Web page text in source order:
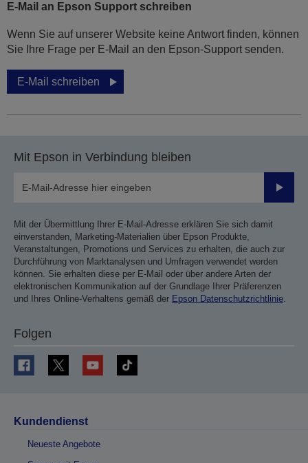
E-Mail an Epson Support schreiben
Wenn Sie auf unserer Website keine Antwort finden, können
Sie Ihre Frage per E-Mail an den Epson-Support senden.
E-Mail schreiben
Mit Epson in Verbindung bleiben
Mit der Übermittlung Ihrer E-Mail-Adresse erklären Sie sich damit
einverstanden, Marketing-Materialien über Epson Produkte,
Veranstaltungen, Promotions und Services zu erhalten, die auch zur
Durchführung von Marktanalysen und Umfragen verwendet werden
können. Sie erhalten diese per E-Mail oder über andere Arten der
elektronischen Kommunikation auf der Grundlage Ihrer Präferenzen
und Ihres Online-Verhaltens gemäß der Epson Datenschutzrichtlinie.
Folgen
Kundendienst
Neueste Angebote